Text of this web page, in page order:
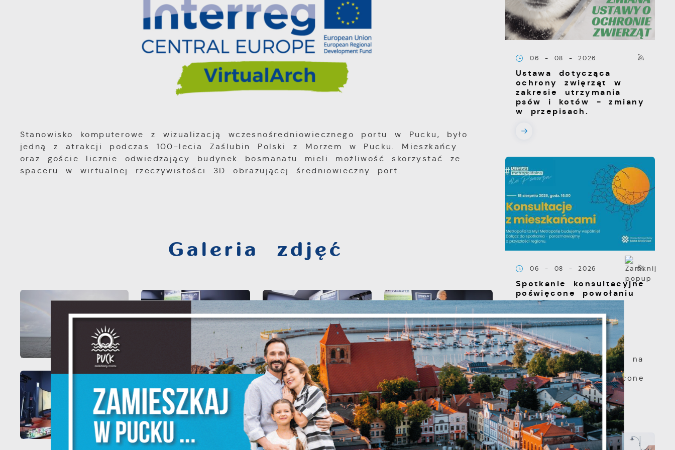
Stanowisko komputerowe z wizualizacją wczesnośredniowiecznego portu w Pucku, było
jedną z atrakcji podczas 100-lecia Zaślubin Polski z Morzem w Pucku. Mieszkańcy
oraz goście licznie odwiedzający budynek bosmanatu mieli możliwość skorzystać ze
spaceru w wirtualnej rzeczywistości 3D obrazującej średniowieczny port.
Galeria zdjęć
06 - 08 - 2026
Ustawa dotycząca
ochrony zwięrząt w
zakresie utrzymania
psów i kotów - zmiany
w przepisach.
06 - 08 - 2026
Spotkanie konsultacyjne
poświęcone powołaniu
związku
metropolitalnego w
województwie
pomorskim
Szanowni Państwo,
serdecznie zapraszamy na
otwarte spotkanie
konsultacyjne, poświęcone
powołaniu...
Ustawienia
Szanujemy Twoją prywatność. Możesz zmienić ustawienia
cookies lub zaakceptować je wszystkie. W dowolnym
momencie możesz dokonać zmiany swoich ustawień.
Niezbędne
Niezbędne pliki cookies służą do prawidłowego
funkcjonowania strony internetowej i umożliwiają Ci
komfortowe korzystanie z oferowanych przez nas usług.
Pliki cookies odpowiadają na podejmowane przez Ciebie
działania w celu m.in. dostosowania Twoich ustawień